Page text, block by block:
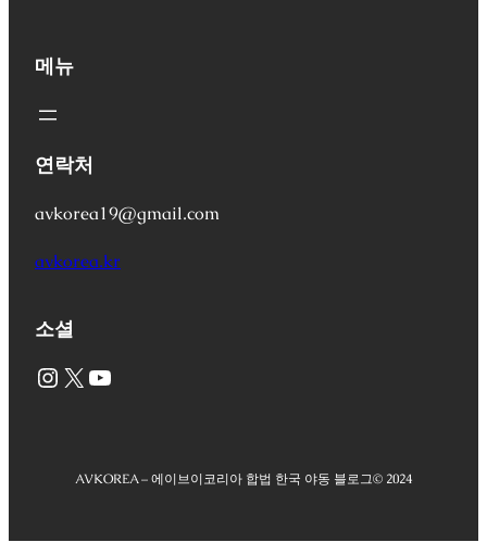
메뉴
연락처
avkorea19@gmail.com
avkorea.kr
소셜
Instagram X YouTube
AVKOREA – 에이브이코리아 합법 한국 야동 블로그© 2024